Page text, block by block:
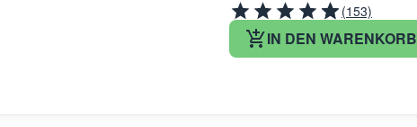
(153)
IN DEN WARENKORB